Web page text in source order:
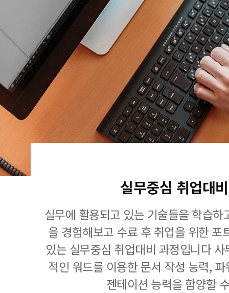
실무중심 취업대
실무에 활용되고 있는 기술들을 학습
을 경험해보고 수료 후 취업을 위한 포
있는 실무중심 취업대비 과정입니다
적인 워드를 이용한 문서 작성 능력,
젠테이션 능력을 함양할